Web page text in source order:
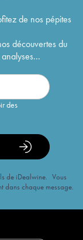
de nos pépites
découvertes du
des
de iDealwine. Vous
dans chaque message.